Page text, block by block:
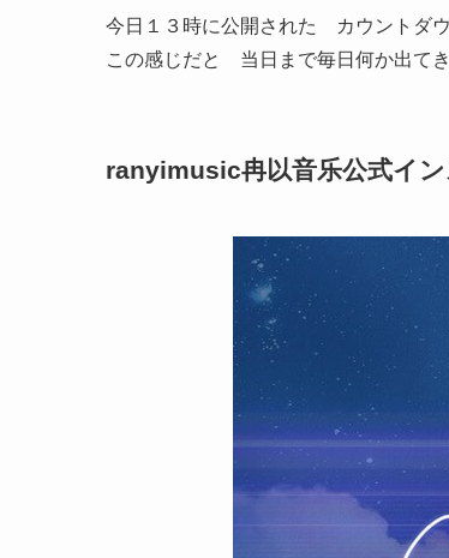
今日１３時に公開された カウントダウ
この感じだと 当日まで毎日何か出て
ranyimusic冉以音乐公式イ